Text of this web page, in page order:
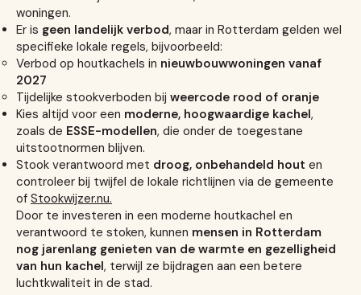
woningen.
Er is geen landelijk verbod, maar in Rotterdam gelden wel
specifieke lokale regels, bijvoorbeeld:
Verbod op houtkachels in nieuwbouwwoningen vanaf
2027
Tijdelijke stookverboden bij weercode rood of oranje
Kies altijd voor een moderne, hoogwaardige kachel,
zoals de ESSE-modellen, die onder de toegestane
uitstootnormen blijven.
Stook verantwoord met droog, onbehandeld hout en
controleer bij twijfel de lokale richtlijnen via de gemeente
of Stookwijzer.nu.
Door te investeren in een moderne houtkachel en
verantwoord te stoken, kunnen mensen in Rotterdam
nog jarenlang genieten van de warmte en gezelligheid
van hun kachel, terwijl ze bijdragen aan een betere
luchtkwaliteit in de stad.